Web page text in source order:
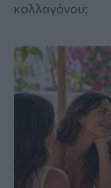
κολλαγόνου;